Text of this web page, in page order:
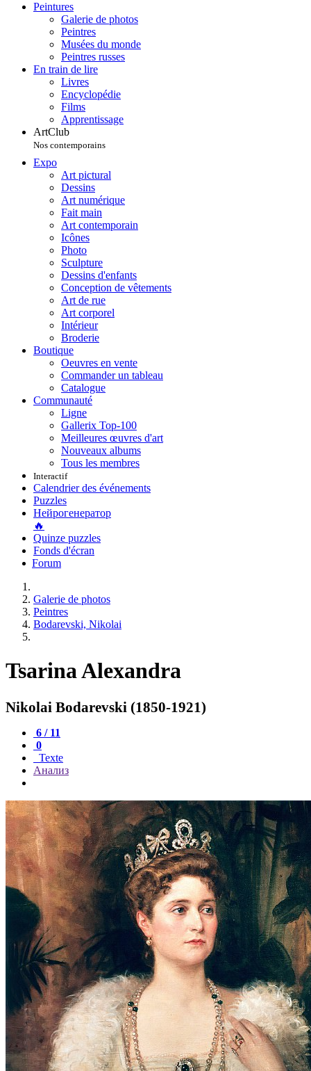
Peintures
Galerie de photos
Peintres
Musées du monde
Peintres russes
En train de lire
Livres
Encyclopédie
Films
Apprentissage
ArtClub
Nos contemporains
Expo
Art pictural
Dessins
Art numérique
Fait main
Art contemporain
Icônes
Photo
Sculpture
Dessins d'enfants
Conception de vêtements
Art de rue
Art corporel
Intérieur
Broderie
Boutique
Oeuvres en vente
Commander un tableau
Catalogue
Communauté
Ligne
Gallerix Top-100
Meilleures œuvres d'art
Nouveaux albums
Tous les membres
Interactif
Calendrier des événements
Puzzles
Нейрогенератор
🔥
Quinze puzzles
Fonds d'écran
Forum
Galerie de photos
Peintres
Bodarevski, Nikolai
Tsarina Alexandra
Nikolai Bodarevski (1850-1921)
6 / 11
0
Texte
Анализ